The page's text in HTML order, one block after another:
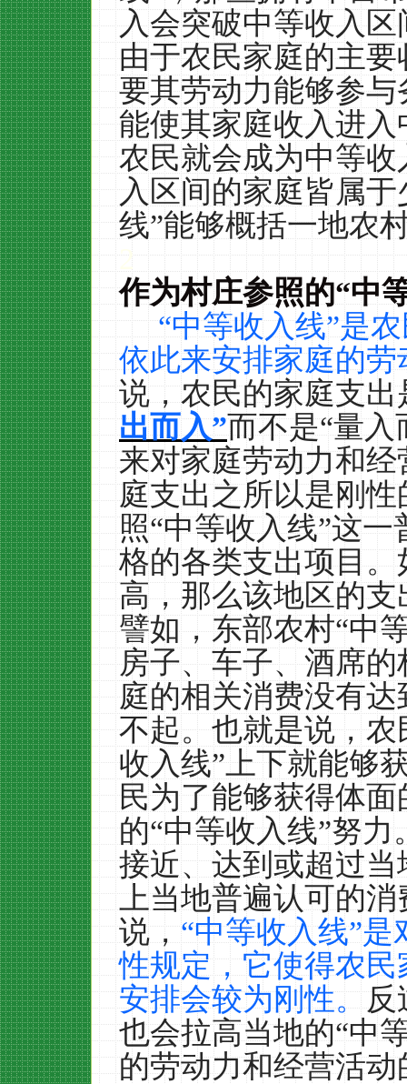
入会突破中等收入区
由于农民家庭的主
要其劳动力能够参
能使其家庭收入进
农民就会成为中等
入区间的家庭皆属
线”能够概括一地农
2
作为村庄参照的“中
“中等收入线”是
依此来安排家庭的
说，农民的家庭支
出而入”而不是“量入
来对家庭劳动力和
庭支出之所以是刚
照“中等收入线”这
格的各类支出项目。
高，那么该地区的
譬如，东部农村“中
房子、车子、酒席
庭的相关消费没有
不起。也就是说，
收入线”上下就能够
民为了能够获得体
的“中等收入线”努
接近、达到或超过当
上当地普遍认可的
说，“中等收入线”
性规定，它使得农
安排会较为刚性。反
也会拉高当地的“中
的劳动力和经营活动